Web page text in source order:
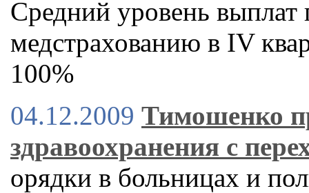
Средний уровень
медстрахованию в IV
100%
04.12.2009 Тимошенко
здравоохранения с
орядки в больницах и